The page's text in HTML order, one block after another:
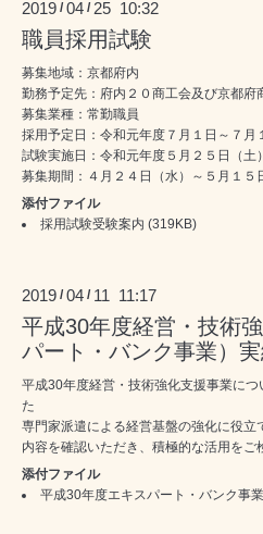
2019 /04 / 25 10:32
職員採用試験
募集地域：京都府内
勤務予定先：府内２０商工会及び京都府
募集業種：常勤職員
採用予定日：令和元年度７月１日～７月
試験実施日：令和元年度５月２５日（土）
募集期間：４月２４日（水）～５月１５
添付ファイル
採用試験受験案内 (319KB)
2019 /04 / 11 11:17
平成30年度経営・技術
パート・バンク事業）
平成30年度経営・技術強化支援事業に
た
専門家派遣による経営基盤の強化に役立
内容を確認いただき、積極的な活用をご
添付ファイル
平成30年度エキスパート・バンク事